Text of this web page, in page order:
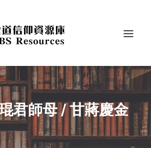
君師母 / 甘蔣慶金